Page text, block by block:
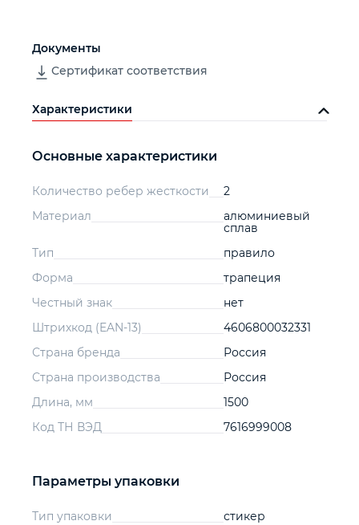
Документы
Сертификат соответствия
Характеристики
Основные характеристики
Количество ребер жесткости
2
Материал
алюминиевый
сплав
Тип
правило
Форма
трапеция
Честный знак
нет
Штрихкод (EAN-13)
4606800032331
Страна бренда
Россия
Страна производства
Россия
Длина, мм
1500
Код ТН ВЭД
7616999008
Параметры упаковки
Тип упаковки
стикер